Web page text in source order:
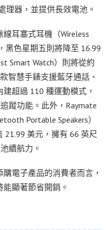
理器，並提供長效電池。
耳塞式耳機（Wireless
黑色星期五則將降至 16.99
Smart Watch）則將從約
智慧手錶支援藍牙通話、
超過 110 種運動模式，
蹤功能。此外，Raymate
Portable Speakers）
21.99 美元，擁有 66 英尺
續航力。
電子產品的消費者而言，
顯著節省開銷。